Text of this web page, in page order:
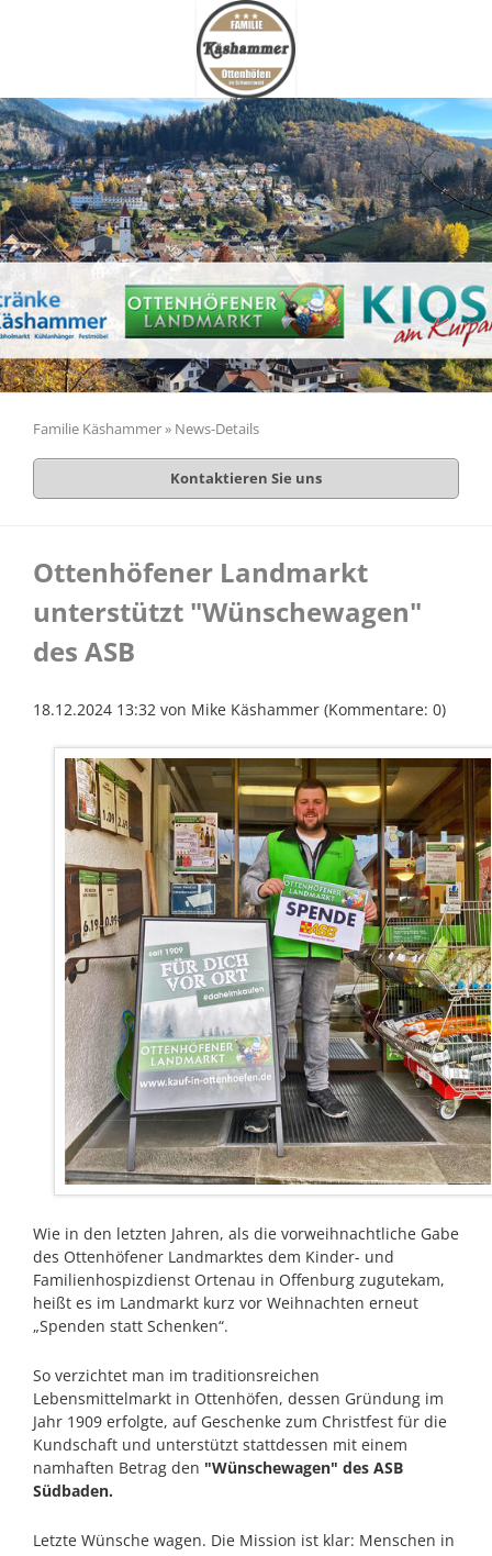
Familie Käshammer» News-Details
Kontaktieren Sie uns
Ottenhöfener Landmarkt
unterstützt "Wünschewagen"
des ASB
18.12.2024 13:32 von Mike Käshammer (Kommentare: 0)
Wie in den letzten Jahren, als die vorweihnachtliche Gabe
des Ottenhöfener Landmarktes dem Kinder- und
Familienhospizdienst Ortenau in Offenburg zugutekam,
heißt es im Landmarkt kurz vor Weihnachten erneut
„Spenden statt Schenken“.
So verzichtet man im traditionsreichen
Lebensmittelmarkt in Ottenhöfen, dessen Gründung im
Jahr 1909 erfolgte, auf Geschenke zum Christfest für die
Kundschaft und unterstützt stattdessen mit einem
namhaften Betrag den "Wünschewagen" des ASB
Südbaden.
Letzte Wünsche wagen. Die Mission ist klar: Menschen in